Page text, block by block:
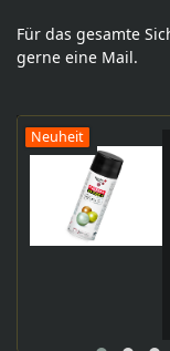
Für das gesamte
gerne eine Mail.
Neuheit